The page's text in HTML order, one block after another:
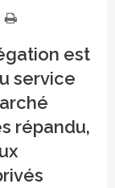
est
service
répandu,